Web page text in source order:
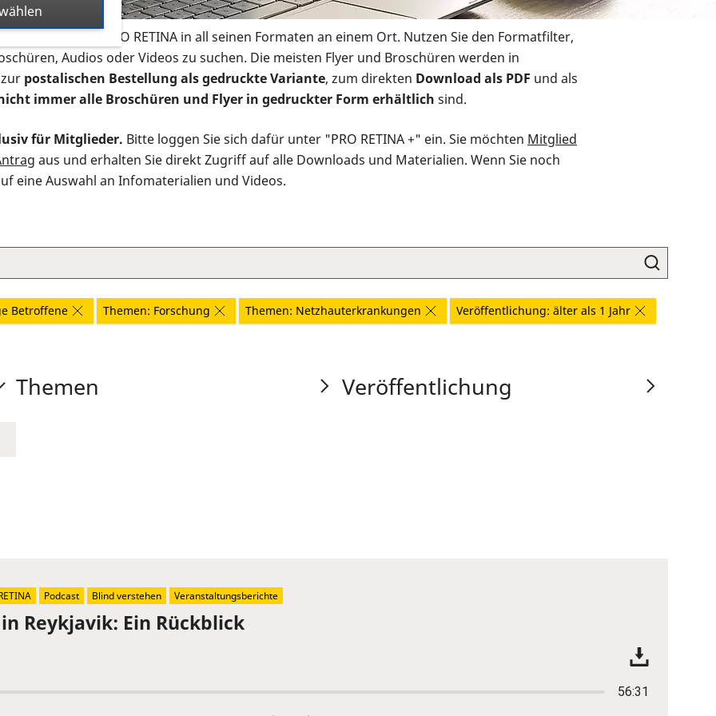
der PRO RETINA in all seinen Formaten an einem Ort. Nutzen Sie den Formatfilter,
Audios oder Videos zu suchen. Die meisten Flyer und Broschüren werden in
postalischen Bestellung als gedruckte Variante, zum direkten Download als PDF und als
immer alle Broschüren und Flyer in gedruckter Form erhältlich sind.
für Mitglieder. Bitte loggen Sie sich dafür unter "PRO RETINA +" ein. Sie möchten Mitglied
aus und erhalten Sie direkt Zugriff auf alle Downloads und Materialien. Wenn Sie noch
eine Auswahl an Infomaterialien und Videos.
Betroffene Themen: Forschung Themen: Netzhauterkrankungen Veröffentlichung: älter als 1 Jahr
Themen Veröffentlichung
Reykjavik: Ein Rückblick
56:31
Podcast Blind verstehen Veranstaltungsberichte